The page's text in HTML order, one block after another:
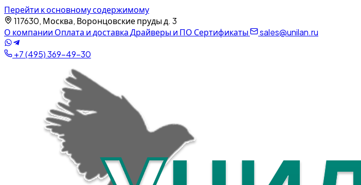
Перейти к основному содержимому
117630, Москва, Воронцовские пруды д. 3
О компании Оплата и доставкаДрайверы и ПО Сертификаты sales@unilan.ru
+7 (495) 369-49-30